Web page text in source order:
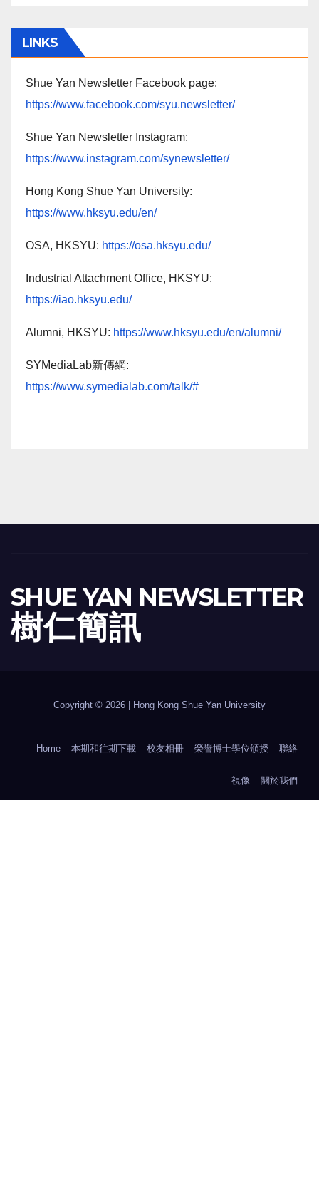
LINKS
Shue Yan Newsletter Facebook page:
https://www.facebook.com/syu.newsletter/
Shue Yan Newsletter Instagram:
https://www.instagram.com/synewsletter/
Hong Kong Shue Yan University:
https://www.hksyu.edu/en/
OSA, HKSYU: https://osa.hksyu.edu/
Industrial Attachment Office, HKSYU:
https://iao.hksyu.edu/
Alumni, HKSYU: https://www.hksyu.edu/en/alumni/
SYMediaLab新傳網:
https://www.symedialab.com/talk/#
SHUE YAN NEWSLETTER
樹 仁 簡 訊
Copyright © 2026 | Hong Kong Shue Yan University
Home 本期和往期下載 校友相冊 榮譽博士學位頒授 聯絡
視像 關於我們